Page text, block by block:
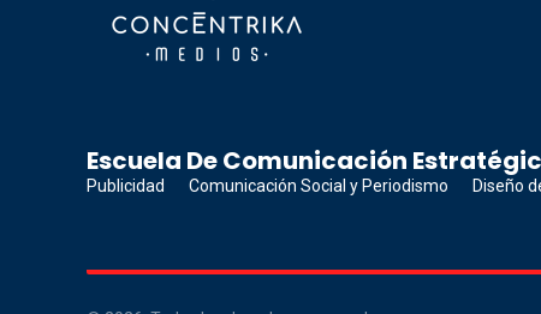
Escuela De Comunicación
Publicidad Comunicación Social y Periodismo Diseño